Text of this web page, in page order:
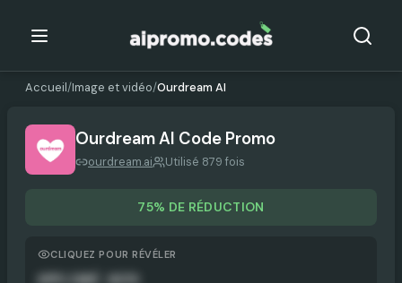
Accueil/Image et vidéo/Ourdream AI
Ourdream AI Code Promo
ourdream.ai Utilisé 879 fois
75% DE RÉDUCTION
CLIQUEZ POUR RÉVÉLER